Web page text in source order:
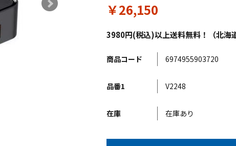
3980円(税込)以上送料無料！（北海
￥26,150
商品コード 6974955903720
品番1 V2248
在庫 在庫あり